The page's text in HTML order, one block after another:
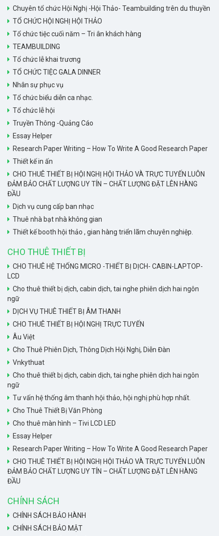
Chuyên tổ chức Hội Nghị -Hội Thảo- Teambuilding trên du thuyền
TỔ CHỨC HỘI NGHỊ HỘI THẢO
Tổ chức tiệc cuối năm – Tri ân khách hàng
TEAMBUILDING
Tổ chức lễ khai trương
TỔ CHỨC TIỆC GALA DINNER
Nhân sự phục vụ
Tổ chức biểu diễn ca nhạc.
Tổ chức lễ hội
Truyền Thông -Quảng Cáo
Essay Helper
Research Paper Writing – How To Write A Good Research Paper
Thiết kế in ấn
CHO THUÊ THIẾT BỊ HỘI NGHỊ HỘI THẢO VÀ TRỰC TUYẾN LUÔN
ĐẢM BẢO CHẤT LƯỢNG UY TÍN – CHẤT LƯỢNG ĐẶT LÊN HÀNG
ĐẦU
Dịch vụ cung cấp ban nhạc
Thuê nhà bạt nhà không gian
Thiết kế booth hội thảo , gian hàng triển lãm chuyên nghiệp.
CHO THUÊ THIẾT BỊ
CHO THUÊ HỆ THỐNG MICRO -THIẾT BỊ DỊCH- CABIN-LAPTOP-
LCD
Cho thuê thiết bị dịch, cabin dịch, tai nghe phiên dịch hai ngôn
ngữ
DỊCH VỤ THUÊ THIẾT BỊ ÂM THANH
CHO THUÊ THIẾT BỊ HỘI NGHỊ TRỰC TUYẾN
Âu Việt
Cho Thuê Phiên Dịch, Thông Dịch Hội Nghị, Diễn Đàn
Vnkythuat
Cho thuê thiết bị dịch, cabin dịch, tai nghe phiên dịch hai ngôn
ngữ
Tư vấn hệ thống âm thanh hội thảo, hội nghị phù hợp nhất.
Cho Thuê Thiết Bị Văn Phòng
Cho thuê màn hình – Tivi LCD LED
Essay Helper
Research Paper Writing – How To Write A Good Research Paper
CHO THUÊ THIẾT BỊ HỘI NGHỊ HỘI THẢO VÀ TRỰC TUYẾN LUÔN
ĐẢM BẢO CHẤT LƯỢNG UY TÍN – CHẤT LƯỢNG ĐẶT LÊN HÀNG
ĐẦU
CHÍNH SÁCH
CHÍNH SÁCH BẢO HÀNH
CHÍNH SÁCH BẢO MẬT